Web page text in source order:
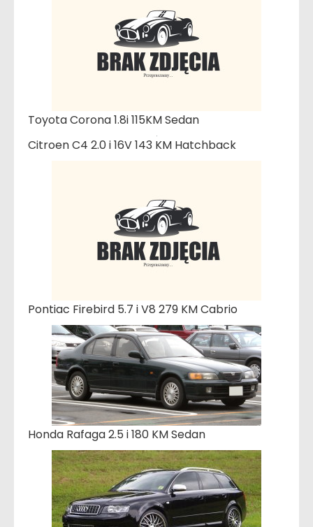
Toyota Corona 1.8i 115KM Sedan
Citroen C4 2.0 i 16V 143 KM Hatchback
Pontiac Firebird 5.7 i V8 279 KM Cabrio
Honda Rafaga 2.5 i 180 KM Sedan